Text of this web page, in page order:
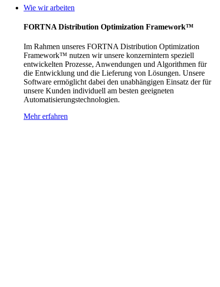
Wie wir arbeiten
FORTNA Distribution Optimization Framework™
Im Rahmen unseres FORTNA Distribution Optimization
Framework™ nutzen wir unsere konzernintern speziell
entwickelten Prozesse, Anwendungen und Algorithmen für
die Entwicklung und die Lieferung von Lösungen. Unsere
Software ermöglicht dabei den unabhängigen Einsatz der für
unsere Kunden individuell am besten geeigneten
Automatisierungstechnologien.
Mehr erfahren